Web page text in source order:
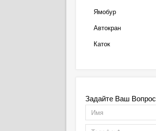
Ямобур
Автокран
Каток
Задайте Ваш Вопрос